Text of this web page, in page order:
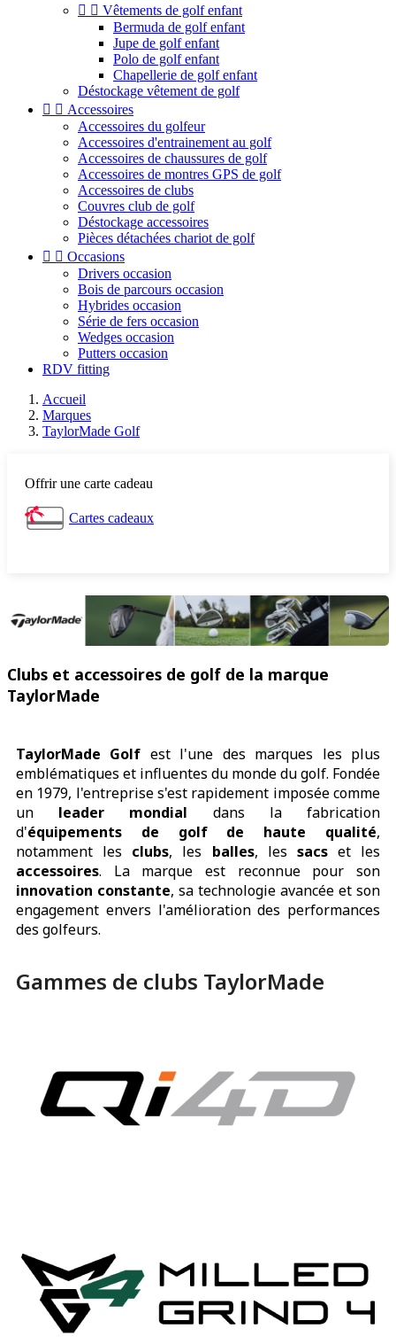
  Vêtements de golf enfant
Bermuda de golf enfant
Jupe de golf enfant
Polo de golf enfant
Chapellerie de golf enfant
Déstockage vêtement de golf
  Accessoires
Accessoires du golfeur
Accessoires d'entrainement au golf
Accessoires de chaussures de golf
Accessoires de montres GPS de golf
Accessoires de clubs
Couvres club de golf
Déstockage accessoires
Pièces détachées chariot de golf
  Occasions
Drivers occasion
Bois de parcours occasion
Hybrides occasion
Série de fers occasion
Wedges occasion
Putters occasion
RDV fitting
Accueil
Marques
TaylorMade Golf
Offrir une carte cadeau
Cartes cadeaux
Clubs et accessoires de golf de la marque
TaylorMade
TaylorMade Golf est l'une des marques les plus
emblématiques et influentes du monde du golf. Fondée
en 1979, l'entreprise s'est rapidement imposée comme
un leader mondial dans la fabrication
d'équipements de golf de haute qualité,
notamment les clubs, les balles, les sacset les
accessoires. La marque est reconnue pour son
innovation constante, sa technologie avancée et son
engagement envers l'amélioration des performances
des golfeurs.
Gammes de clubs TaylorMade